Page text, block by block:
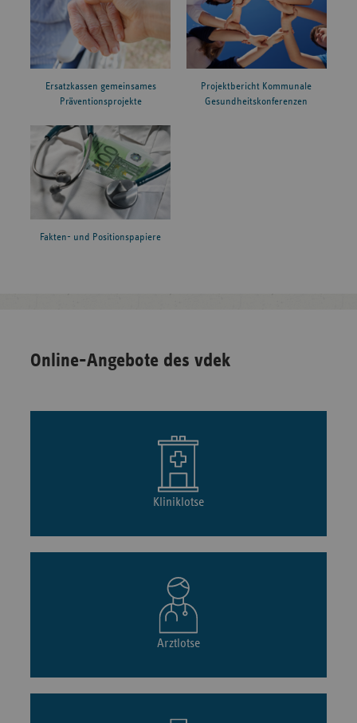
Ersatzkassen gemeinsames
Präventionsprojekte
Projektbericht Kommunale
Gesundheitskonferenzen
Fakten- und Positionspapiere
Online-Angebote des vdek
Kliniklotse
Arztlotse